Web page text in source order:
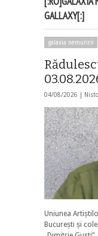
GALLAXY[:]
galaxia nemuririi
04/08/2026 |
Uniunea
București și